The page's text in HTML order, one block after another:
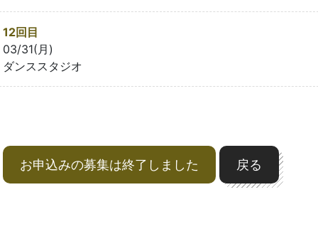
12回目
03/31(月)
ダンススタジオ
お申込みの募集は終了しました 戻る